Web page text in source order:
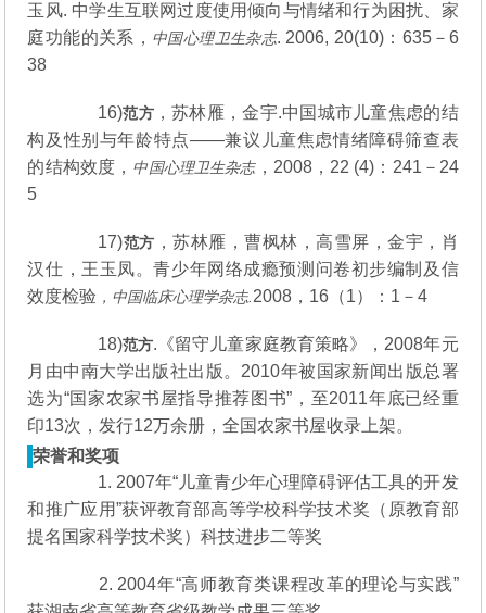
玉风. 中学生互联网过度使用倾向与情绪和行为困扰、家
庭功能的关系， 中国心理卫生杂志. 2006, 20(10)：635－6
38
16)范方，苏林雁，金宇.中国城市儿童焦虑的结
构及性别与年龄特点——兼议儿童焦虑情绪障碍筛查表
的结构效度， 中国心理卫生杂志，2008，22 (4)：241－24
5
17)范方 ，苏林雁，曹枫林，高雪屏，金宇，肖
汉仕，王玉凤。青少年网络成瘾预测问卷初步编制及信
效度检验 ，中国临床心理学杂志 2008，16（1）：1－4
18)范方.《留守儿童家庭教育策略》，2008年元
月由中南大学出版社出版。2010年被国家新闻出版总署
选为“国家农家书屋指导推荐图书”，至2011年底已经重
印13次，发行12万余册，全国农家书屋收录上架。
荣誉和奖项
1. 2007年“儿童青少年心理障碍评估工具的开发
和推广应用”获评教育部高等学校科学技术奖（原教育部
提名国家科学技术奖）科技进步二等奖
2. 2004年“高师教育类课程改革的理论与实践”